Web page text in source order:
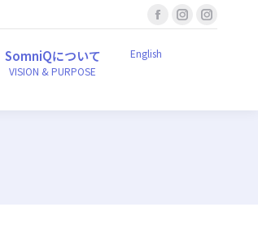
Facebook
page
new
Instagram
newnew
SomniQについて
VISION & PURPOSE
English
SomniQについて English